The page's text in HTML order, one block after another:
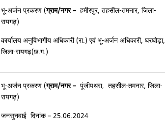
भू-अर्जन प्रकरण (ग्राम/नगर – हमीरपुर, तहसील-तमनार, जिला-
रायगढ़)
कार्यालय अनुविभागीय अधिकारी (रा.) एवं भू-अर्जन अधिकारी, घरघोड़ा,
जिला-रायगढ़(छ.ग.)
भू-अर्जन प्रकरण (ग्राम/नगर – पूंजीपथरा, तहसील-तमनार, जिला-
रायगढ़)
जनसुनवाई दिनांक – 25.06.2024